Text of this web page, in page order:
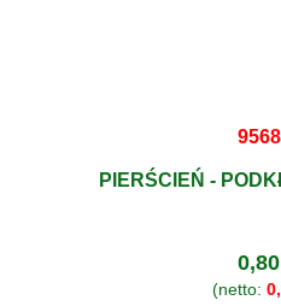
PIERŚCIEŃ -
0,80
(netto: